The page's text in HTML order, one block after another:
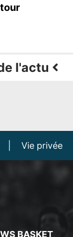
l'actu
Vie privée
BASKET